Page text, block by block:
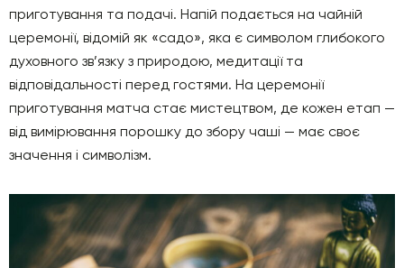
приготування та подачі. Напій подається на чайній
церемонії, відомій як «садо», яка є символом глибокого
духовного зв’язку з природою, медитації та
відповідальності перед гостями. На церемонії
приготування матча стає мистецтвом, де кожен етап —
від вимірювання порошку до збору чаші — має своє
значення і символізм.